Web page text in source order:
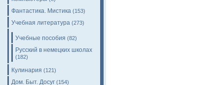
Фантастика. Мистика (153)
Учебная литература (273)
Учебные пособия (82)
Русский в немецких школах
(182)
Кулинария (121)
Дом. Быт. Досуг (154)